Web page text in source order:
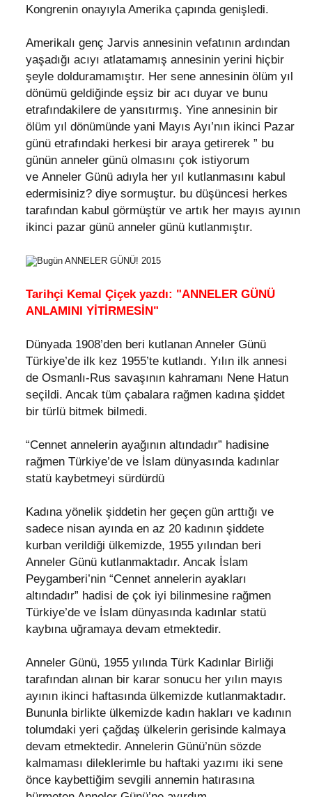
Kongrenin onayıyla Amerika çapında genişledi.
Amerikalı genç Jarvis annesinin vefatının ardından
yaşadığı acıyı atlatamamış annesinin yerini hiçbir
şeyle dolduramamıştır. Her sene annesinin ölüm yıl
dönümü geldiğinde eşsiz bir acı duyar ve bunu
etrafındakilere de yansıtırmış. Yine annesinin bir
ölüm yıl dönümünde yani Mayıs Ayı’nın ikinci Pazar
günü etrafındaki herkesi bir araya getirerek ” bu
günün anneler günü olmasını çok istiyorum
ve Anneler Günü adıyla her yıl kutlanmasını kabul
edermisiniz? diye sormuştur. bu düşüncesi herkes
tarafından kabul görmüştür ve artık her mayıs ayının
ikinci pazar günü anneler günü kutlanmıştır.
Tarihçi Kemal Çiçek yazdı: "ANNELER GÜNÜ
ANLAMINI YİTİRMESİN"
Dünyada 1908’den beri kutlanan Anneler Günü
Türkiye’de ilk kez 1955’te kutlandı. Yılın ilk annesi
de Osmanlı-Rus savaşının kahramanı Nene Hatun
seçildi. Ancak tüm çabalara rağmen kadına şiddet
bir türlü bitmek bilmedi.
“Cennet annelerin ayağının altındadır” hadisine
rağmen Türkiye’de ve İslam dünyasında kadınlar
statü kaybetmeyi sürdürdü
Kadına yönelik şiddetin her geçen gün arttığı ve
sadece nisan ayında en az 20 kadının şiddete
kurban verildiği ülkemizde, 1955 yılından beri
Anneler Günü kutlanmaktadır. Ancak İslam
Peygamberi’nin “Cennet annelerin ayakları
altındadır” hadisi de çok iyi bilinmesine rağmen
Türkiye’de ve İslam dünyasında kadınlar statü
kaybına uğramaya devam etmektedir.
Anneler Günü, 1955 yılında Türk Kadınlar Birliği
tarafından alınan bir karar sonucu her yılın mayıs
ayının ikinci haftasında ülkemizde kutlanmaktadır.
Bununla birlikte ülkemizde kadın hakları ve kadının
tolumdaki yeri çağdaş ülkelerin gerisinde kalmaya
devam etmektedir. Annelerin Günü’nün sözde
kalmaması dileklerimle bu haftaki yazımı iki sene
önce kaybettiğim sevgili annemin hatırasına